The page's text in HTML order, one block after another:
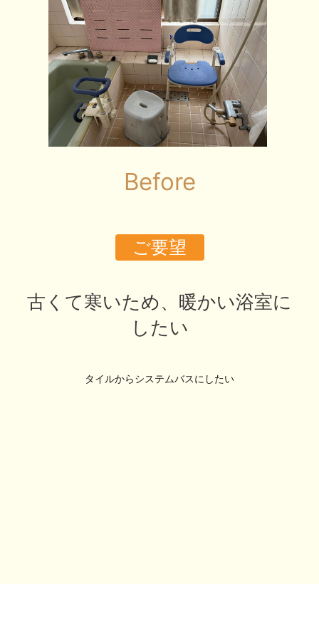
Before
ご要望
古くて寒いため、暖かい浴室に
したい
タイルからシステムバスにしたい